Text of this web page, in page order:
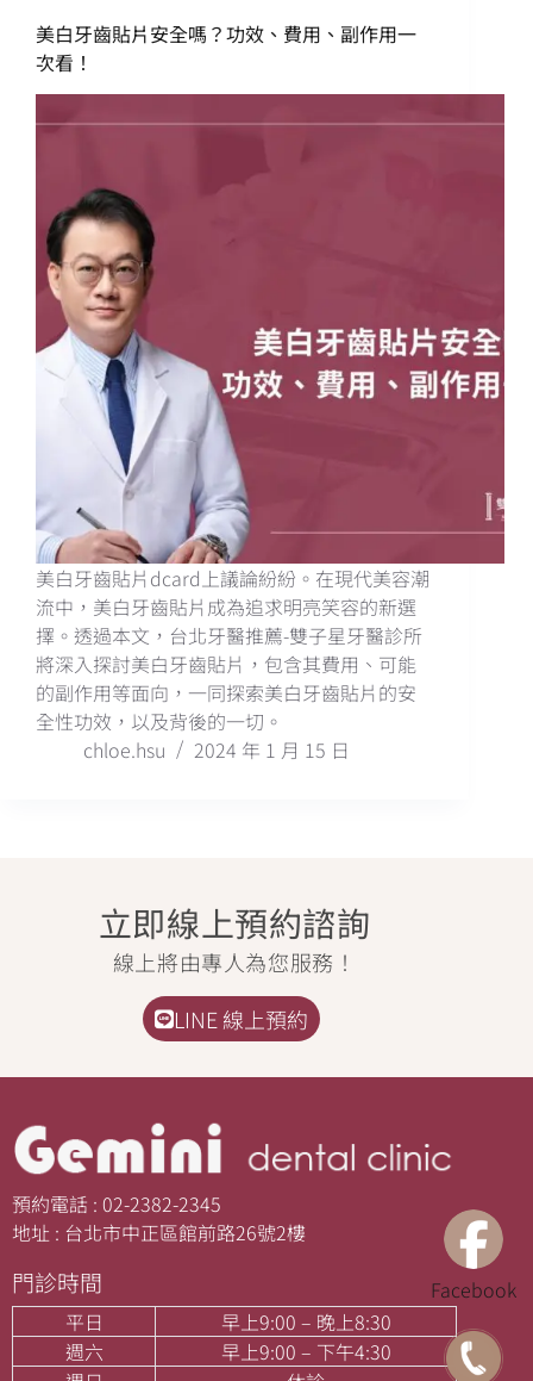
美白牙齒貼片安全嗎？功效、費用、副作用一
次看！
美白牙齒貼片dcard上議論紛紛。在現代美容潮
流中，美白牙齒貼片成為追求明亮笑容的新選
擇。透過本文，台北牙醫推薦-雙子星牙醫診所
將深入探討美白牙齒貼片，包含其費用、可能
的副作用等面向，一同探索美白牙齒貼片的安
全性功效，以及背後的一切。
chloe.hsu
2024 年 1 月 15 日
Facebook
立即線上預約諮詢
線上將由專人為您服務！
LINE 線上預約
預約電話 : 02-2382-2345
地址 : 台北市中正區館前路26號2樓
門診時間
平日
早上9:00 – 晚上8:30
週六
早上9:00 – 下午4:30